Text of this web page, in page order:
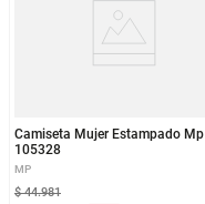
Camiseta Mujer Estampado Mp
105328
MP
$ 44.981